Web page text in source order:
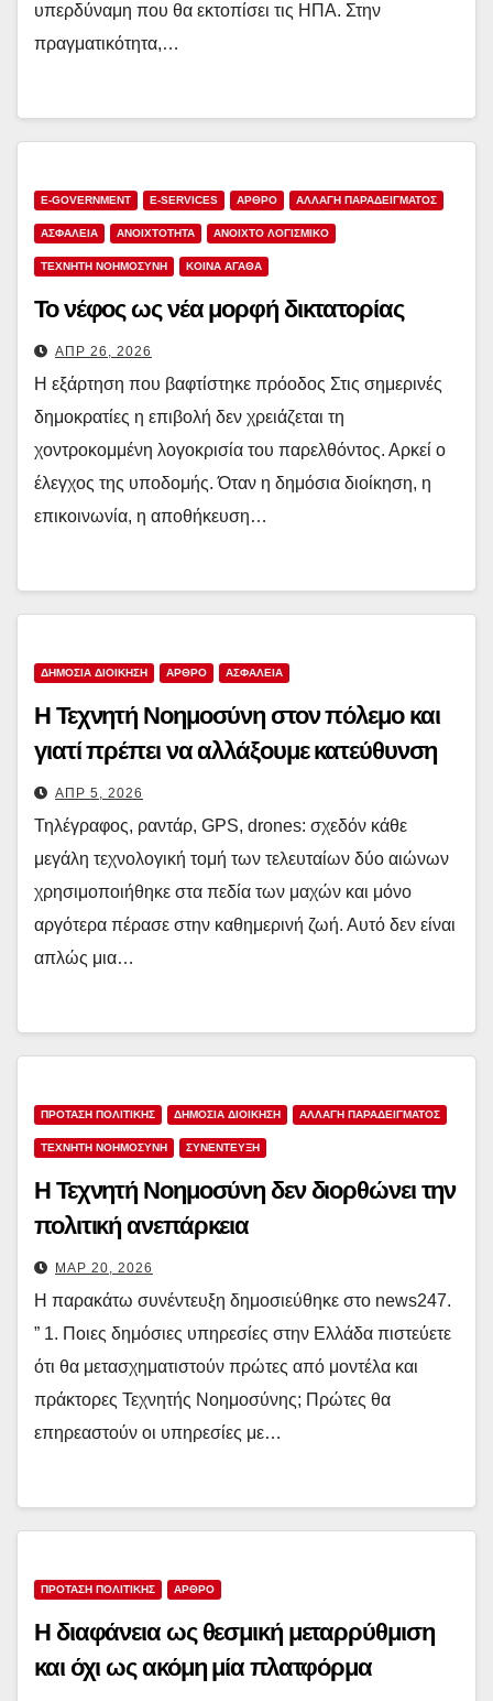
υπερδύναμη που θα εκτοπίσει τις ΗΠΑ. Στην
πραγματικότητα,…
E-GOVERNMENT E-SERVICES ΑΡΘΡΟ ΑΛΛΑΓΗ ΠΑΡΑΔΕΙΓΜΑΤΟΣ
ΑΣΦΑΛΕΙΑ ΑΝΟΙΧΤΌΤΗΤΑ ΑΝΟΙΧΤΟ ΛΟΓΙΣΜΙΚΟ
ΤΕΧΝΗΤΗ ΝΟΗΜΟΣΥΝΗ ΚΟΙΝΑ ΑΓΑΘΑ
Το νέφος ως νέα μορφή δικτατορίας
ΑΠΡ 26, 2026
Η εξάρτηση που βαφτίστηκε πρόοδος Στις σημερινές
δημοκρατίες η επιβολή δεν χρειάζεται τη
χοντροκομμένη λογοκρισία του παρελθόντος. Αρκεί ο
έλεγχος της υποδομής. Όταν η δημόσια διοίκηση, η
επικοινωνία, η αποθήκευση…
ΔΗΜΌΣΙΑ ΔΙΟΊΚΗΣΗ ΑΡΘΡΟ ΑΣΦΑΛΕΙΑ
Η Τεχνητή Νοημοσύνη στον πόλεμο και
γιατί πρέπει να αλλάξουμε κατεύθυνση
ΑΠΡ 5, 2026
Τηλέγραφος, ραντάρ, GPS, drones: σχεδόν κάθε
μεγάλη τεχνολογική τομή των τελευταίων δύο αιώνων
χρησιμοποιήθηκε στα πεδία των μαχών και μόνο
αργότερα πέρασε στην καθημερινή ζωή. Αυτό δεν είναι
απλώς μια…
ΠΡΟΤΑΣΗ ΠΟΛΙΤΙΚΗΣ ΔΗΜΌΣΙΑ ΔΙΟΊΚΗΣΗ ΑΛΛΑΓΗ ΠΑΡΑΔΕΙΓΜΑΤΟΣ
ΤΕΧΝΗΤΗ ΝΟΗΜΟΣΥΝΗ ΣΥΝΕΝΤΕΥΞΗ
Η Τεχνητή Νοημοσύνη δεν διορθώνει την
πολιτική ανεπάρκεια
ΜΑΡ 20, 2026
Η παρακάτω συνέντευξη δημοσιεύθηκε στο news247.
” 1. Ποιες δημόσιες υπηρεσίες στην Ελλάδα πιστεύετε
ότι θα μετασχηματιστούν πρώτες από μοντέλα και
πράκτορες Τεχνητής Νοημοσύνης; Πρώτες θα
επηρεαστούν οι υπηρεσίες με…
ΠΡΟΤΑΣΗ ΠΟΛΙΤΙΚΗΣ ΑΡΘΡΟ
Η διαφάνεια ως θεσμική μεταρρύθμιση
και όχι ως ακόμη μία πλατφόρμα